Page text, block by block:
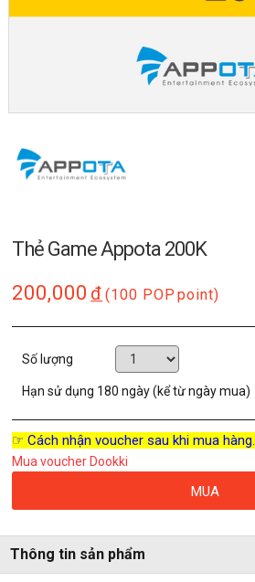
Thẻ Game Appota 200K
200,000 đ (100 POP point)
Số lượng
Hạn sử dụng 180 ngày (kể từ ngày mua)
☞ Cách nhận voucher sau khi mua hàng.
Mua voucher Dookki
MUA
Thông tin sản phẩm